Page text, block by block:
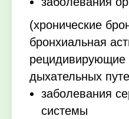
(хронические
бронхиальная
рецидивирующие
дыхательных
заболевания
системы